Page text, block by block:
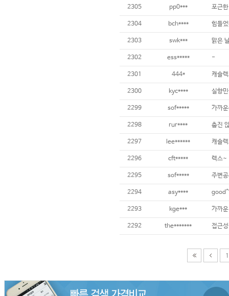
2305 pp0*** 포근
2304 bch**** 힘들
2303 swk*** 맑은
2302 ess***** -
2301 444* 캐슬
2300 kyc**** 실향
2299 sof***** 가까
2298 rur**** 춥진
2297 lee****** 캐슬
2296 cft***** 렉스~
2295 sof***** 주변
2294 asy****
2293 kge*** 가까
2292 the******* 접근
1